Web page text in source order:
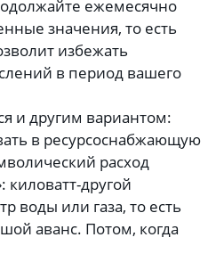
ежемесячно
значения, то есть
избежать
в период вашего
и другим вариантом:
в ресурсоснабжающую
расход
киловатт-другой
воды или газа, то есть
аванс. Потом, когда